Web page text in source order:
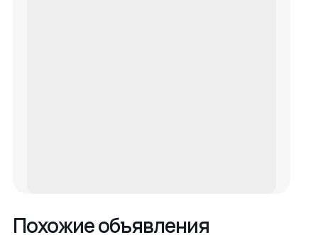
Похожие объявления